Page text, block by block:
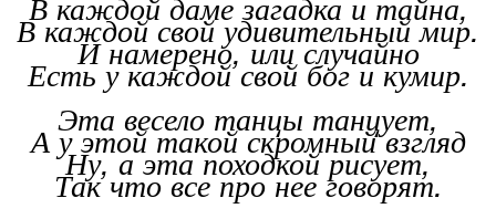
В каждой свой удивительный мир.
И намерено, или случайно
Есть у каждой свой бог и кумир.
Эта весело танцы танцует,
А у этой такой скромный взгляд
Ну, а эта походкой рисует,
Так что все про нее говорят.